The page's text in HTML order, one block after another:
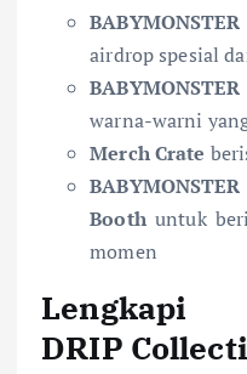
airdrop spesial
warna-warni
Merch Crate
Boothuntuk
momen
Lengkapi
DRIP